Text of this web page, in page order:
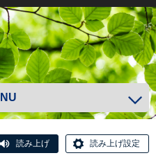
読み上げ 読み上げ設定